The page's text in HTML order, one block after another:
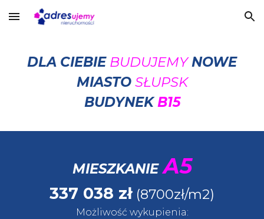
Skip to main content Skip to navigation
DLA CIEBIEBUDUJEMYNOWE
MIASTO SŁUPSK
BUDYNEKB15
MIESZKANIE A5
337 038 zł (8700zł/m2)
Możliwość wykupienia: